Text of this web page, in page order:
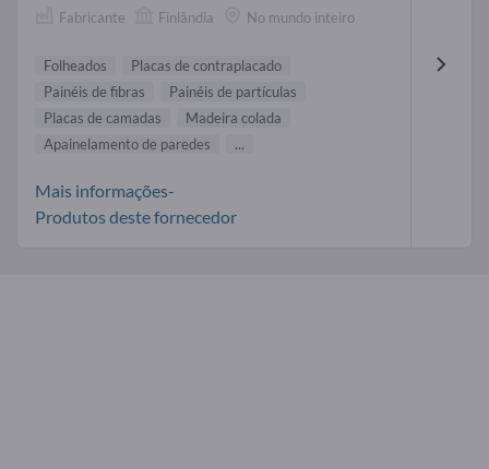
Fabricante Finlândia No mundo inteiro
Folheados
Placas de contraplacado
Painéis de fibras
Painéis de partículas
Placas de camadas
Madeira colada
Apainelamento de paredes
...
Mais informações-
Produtos deste fornecedor